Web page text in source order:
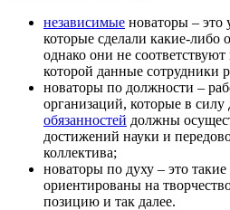
независимые новаторы – это
которые сделали какие-либо
однако они не
которой данные сотрудники
новаторы по должности –
организаций, которые в
обязанностей должны
достижений науки и
коллектива;
новаторы по духу – это
ориентированы на
позицию и так далее.